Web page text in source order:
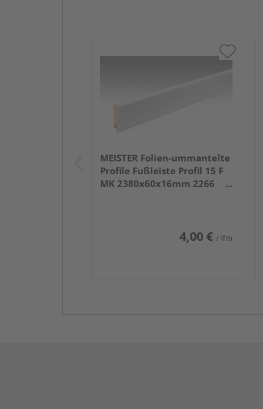
MEISTER Folien-ummantelte
Profile Fußleiste Profil 15 F
MK 2380x60x16mm 2266
4,00 € / lfm